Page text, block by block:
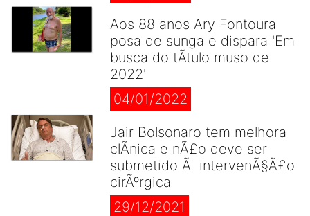
Aos 88 anos Ary Fontoura
posa de sunga e dispara 'Em
busca do tÃ­tulo muso de
2022'
04/01/2022
Jair Bolsonaro tem melhora
clÃ­nica e nÃ£o deve ser
submetido Ã intervenÃ§Ã£o
cirÃºrgica
29/12/2021